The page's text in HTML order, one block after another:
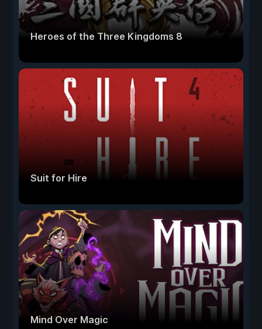
Heroes of the Three Kingdoms 8
Suit for Hire
Mind Over Magic